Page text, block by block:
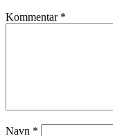
Kommentar *
Navn *